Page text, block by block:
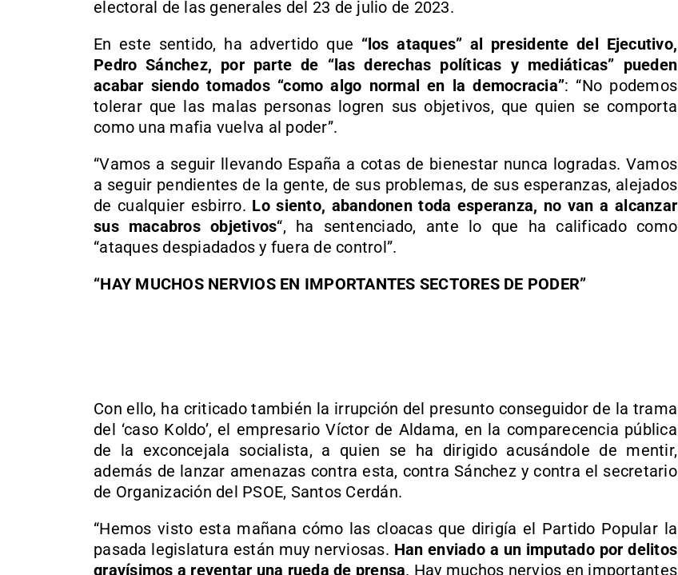
electoral de las generales del 23 de julio de 2023.
En este sentido, ha advertido que “los ataques” al presidente del Ejecutivo,
Pedro Sánchez, por parte de “las derechas políticas y mediáticas” pueden
acabar siendo tomados “como algo normal en la democracia”: “No podemos
tolerar que las malas personas logren sus objetivos, que quien se comporta
como una mafia vuelva al poder”.
“Vamos a seguir llevando España a cotas de bienestar nunca logradas. Vamos
a seguir pendientes de la gente, de sus problemas, de sus esperanzas, alejados
de cualquier esbirro. Lo siento, abandonen toda esperanza, no van a alcanzar
sus macabros objetivos“, ha sentenciado, ante lo que ha calificado como
“ataques despiadados y fuera de control”.
“HAY MUCHOS NERVIOS EN IMPORTANTES SECTORES DE PODER”
Con ello, ha criticado también la irrupción del presunto conseguidor de la trama
del ‘caso Koldo’, el empresario Víctor de Aldama, en la comparecencia pública
de la exconcejala socialista, a quien se ha dirigido acusándole de mentir,
además de lanzar amenazas contra esta, contra Sánchez y contra el secretario
de Organización del PSOE, Santos Cerdán.
“Hemos visto esta mañana cómo las cloacas que dirigía el Partido Popular la
pasada legislatura están muy nerviosas. Han enviado a un imputado por delitos
gravísimos a reventar una rueda de prensa. Hay muchos nervios en importantes